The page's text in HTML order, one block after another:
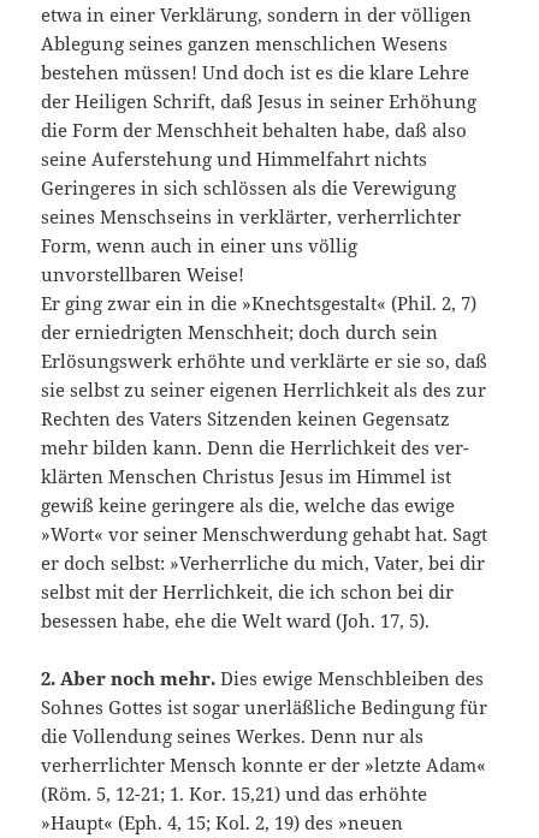
etwa in einer Verklärung, sondern in der völ­ligen
Ablegung seines ganzen menschlichen Wesens
bestehen müssen! Und doch ist es die klare Lehre
der Heiligen Schrift, daß Jesus in seiner Erhöhung
die Form der Menschheit behal­ten habe, daß also
seine Auferstehung und Himmelfahrt nichts
Geringeres in sich schlössen als die Verewigung
seines Menschseins in verklärter, verherrlichter
Form, wenn auch in einer uns völlig
unvorstellbaren Weise!
Er ging zwar ein in die »Knechtsgestalt« (Phil. 2, 7)
der erniedrigten Mensch­heit; doch durch sein
Erlösungswerk erhöhte und verklärte er sie so, daß
sie selbst zu seiner eigenen Herrlichkeit als des zur
Rechten des Vaters Sitzenden keinen Ge­gensatz
mehr bilden kann. Denn die Herrlichkeit des ver­
klärten Menschen Christus Jesus im Himmel ist
gewiß keine geringere als die, welche das ewige
»Wort« vor seiner Menschwerdung gehabt hat. Sagt
er doch selbst: »Verherrliche du mich, Vater, bei dir
selbst mit der Herrlichkeit, die ich schon bei dir
besessen habe, ehe die Welt ward (Joh. 17, 5).
2. Aber noch mehr. Dies ewige Menschbleiben des
Sohnes Gottes ist sogar unerläßliche Bedingung für
die Vollendung seines Werkes. Denn nur als
verherrlichter Mensch konnte er der »letzte Adam«
(Röm. 5, 12-21; 1. Kor. 15,21) und das erhöhte
»Haupt« (Eph. 4, 15; Kol. 2, 19) des »neuen